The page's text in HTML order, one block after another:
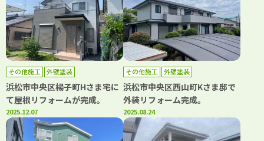
その他施工 外壁塗装
浜松市中央区楊子町Hさま宅に
て屋根リフォームが完成。
2025.12.07
その他施工 外壁塗装
浜松市中央区西山町Kさま邸で
外装リフォーム完成。
2025.08.24